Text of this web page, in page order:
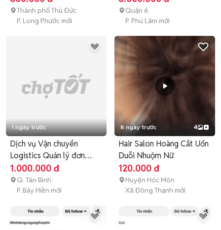
Thành phố Thủ Đức
P. Long Phước mới
Quận 6
P. Phú Lâm mới
1 ngày trước
Dịch vụ Vận chuyển
Logistics Quản lý đơn
hàng
1.000.000 đ
Q. Tân Bình
P. Bảy Hiền mới
8 ngày trước 4
Hair Salon Hoàng Cắt Uốn
Duỗi Nhuộm Nữ
120.000 đ
Huyện Hóc Môn
Xã Đông Thạnh mới